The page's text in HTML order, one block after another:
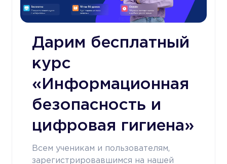
Дарим бесплатный
курс
«Информационная
безопасность и
цифровая гигиена»
Всем ученикам и пользователям,
зарегистрировавшимся на нашей